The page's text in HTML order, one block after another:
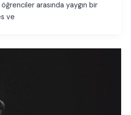
öğrenciler arasında yaygın bir
ve